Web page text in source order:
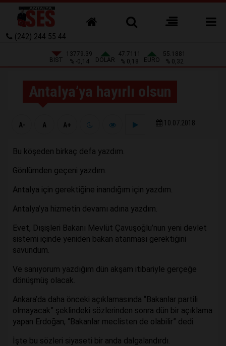
(242) 244 55 44
BIST
13779.39
% -0,14
DOLAR
47.7111
% 0,18
EURO
55.1881
% 0,32
Antalya’ya hayırlı olsun
A- A A+ 10.07.2018
Bu köşeden birkaç defa yazdım.
Gönlümden geçeni yazdım.
Antalya için gerektiğine inandığım için yazdım.
Antalya’ya hizmetin devamı adına yazdım.
Evet, Dışişleri Bakanı Mevlüt Çavuşoğlu’nun yeni devlet
sistemi içinde yeniden bakan atanması gerektiğini
savundum.
Ve sanıyorum yazdığım dün akşam itibariyle gerçeğe
dönüşmüş olacak.
Ankara’da daha önceki açıklamasında “Bakanlar partili
olmayacak” şeklindeki sözlerinden sonra dün bir açıklama
yapan Erdoğan, “Bakanlar meclisten de olabilir” dedi.
İşte bu sözleri siyaseti bir anda dalgalandırdı.